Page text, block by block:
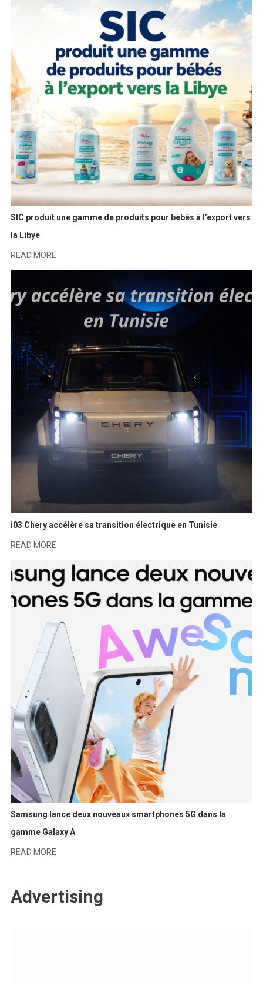
SIC produit une gamme de produits pour bébés à l’export vers
la Libye
READ MORE
i03 Chery accélère sa transition électrique en Tunisie
READ MORE
Samsung lance deux nouveaux smartphones 5G dans la
gamme Galaxy A
READ MORE
Advertising